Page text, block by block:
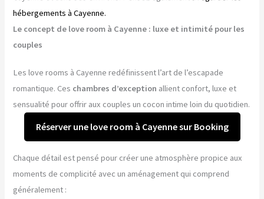
hébergements à Cayenne.
Le concept de love room à Cayenne : luxe et intimité pour les
couples
Les love rooms à Cayenne redéfinissent l’art de l’escapade
romantique. Ces chambres d’exception allient confort, luxe et
sensualité pour offrir aux couples un cocon intime loin du quotidien.
Réserver une love room à Cayenne sur Booking
Chaque détail est pensé pour créer une atmosphère propice aux
moments de complicité avec un aménagement qui comprend
généralement :